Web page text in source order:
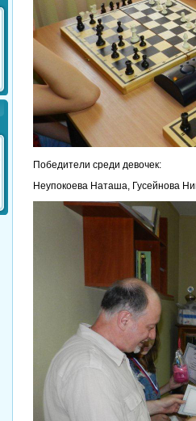
Победители среди девочек:
Неупокоева Наташа, Гусейнова